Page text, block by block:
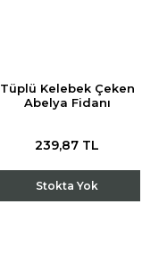
Tüplü Kelebek Çeken
Abelya Fidanı
239,87 TL
Stokta Yok